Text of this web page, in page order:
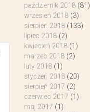
październik 2018(81)
wrzesień 2018(3)
sierpień 2018(133)
lipiec 2018(2)
kwiecień 2018(1)
marzec 2018(2)
luty 2018(1)
styczeń 2018(20)
sierpień 2017 (2)
czerwiec 2017 (1)
maj 2017 (1)